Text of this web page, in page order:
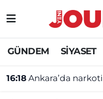
GÜNDEM SİYASET
16:18 Ankara’da narkotik ve
GÜNDEM
SİYASET
Nöbetçi
Hava Durumu